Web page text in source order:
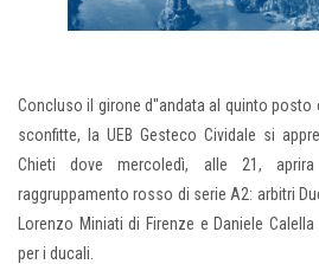
Concluso il girone d''andata al quinto posto
sconfitte, la UEB Gesteco Cividale si
Chieti dove mercoledì, alle 21,
raggruppamento rosso di serie A2: arbitri
Lorenzo Miniati di Firenze e Daniele
per i ducali.